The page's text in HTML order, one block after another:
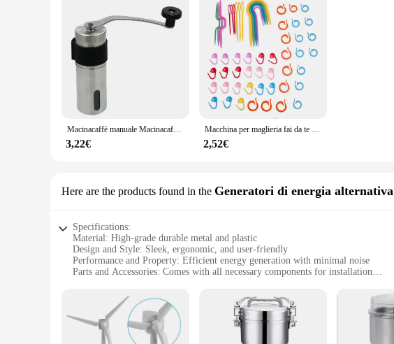
Macinacaffè manuale Macinacaffè portatile Mini acciaio inossidabile Facile fatto a mano Mulino schiumogeno Accessori da cucina Strumento
3,22€
Macchina per maglieria fai da te tessere a mano strumenti per uncinetto macchina per maglieria abbellire il braccialetto artigianale fai da te maglieria bobina Knitter
2,52€
Here are the products found in the Generatori di energia alternativa
Specifications:
Material: High-grade durable metal and plastic
Design and Style: Sleek, ergonomic, and user-friendly
Performance and Property: Efficient energy generation with minimal noise
Parts and Accessories: Comes with all necessary components for installation
Weight and Quantity: Lightweight and compact for easy transportation
Features:
|Wholesale|